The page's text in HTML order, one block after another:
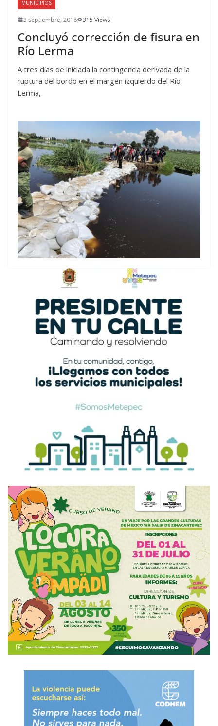
MUNICIPIOS
3 septiembre, 2018 315 Views
Concluyó corrección de fisura en
Río Lerma
A tres días de iniciada la contingencia derivada de la
ruptura del bordo en el margen izquierdo del Río
Lerma,